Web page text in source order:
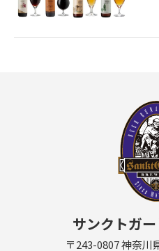
サンクトガ
〒243-0807 神奈川